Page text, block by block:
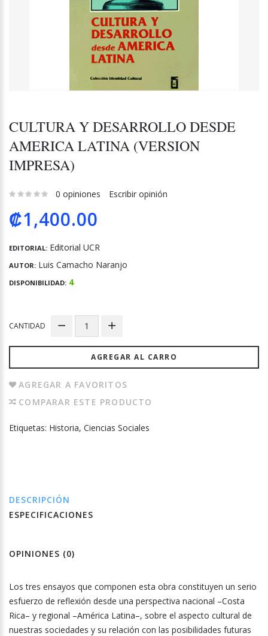
CULTURA Y DESARROLLO DESDE
AMERICA LATINA (VERSION
IMPRESA)
0 opiniones Escribir opinión
₡1,400.00
EDITORIAL: Editorial UCR
AUTOR: Luis Camacho Naranjo
DISPONIBILIDAD: 4
CANTIDAD
AGREGAR AL CARRO
AGREGAR A FAVORITOS
COMPARAR ESTE PRODUCTO
Etiquetas: Historia, Ciencias Sociales
DESCRIPCIÓN
ESPECIFICACIONES
OPINIONES (0)
Los tres ensayos que componen esta obra constituyen un serio
esfuerzo de reflexión desde una perspectiva nacional –Costa
Rica– y regional –América Latina–, sobre el aspecto cultural de
nuestras sociedades y su relación con las posibilidades futuras